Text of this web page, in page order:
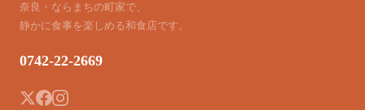
奈良・ならまちの町家で、
静かに食事を楽しめる和食店です。
0742-22-2669